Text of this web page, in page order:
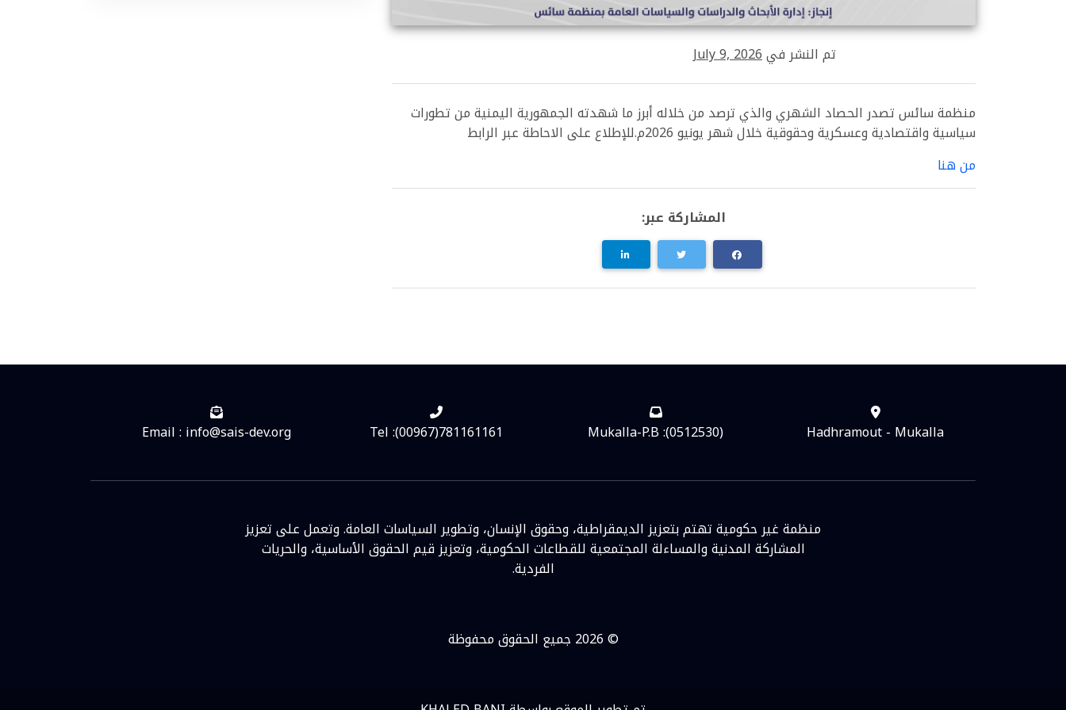
تم النشر فيJuly 9, 2026
منظمة سائس تصدر الحصاد الشهري والذي ترصد من خلاله أبرز ما شهدته الجمهورية اليمنية من تطورات
سياسية واقتصادية وعسكرية وحقوقية خلال شهر يونيو 2026م.للإطلاع على الاحاطة عبر الرابط
من هنا
المشاركة عبر:
Hadhramout - Mukalla
Mukalla-P.B :(0512530)
Tel :(00967)781161161
Email : info@sais-dev.org
منظمة غير حكومية تهتم بتعزيز الديمقراطية، وحقوق الإنسان، وتطوير السياسات العامة. وتعمل على تعزيز
المشاركة المدنية والمساءلة المجتمعية للقطاعات الحكومية، وتعزيز قيم الحقوق الأساسية، والحريات
الفردية.
© 2026 جميع الحقوق محفوظة